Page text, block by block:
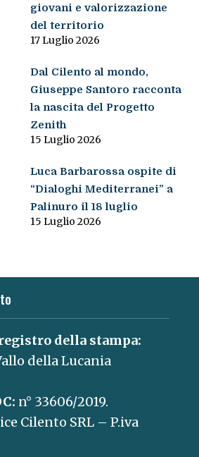
giovani e valorizzazione
del territorio
17 Luglio 2026
Dal Cilento al mondo,
Giuseppe Santoro racconta
la nascita del Progetto
Zenith
15 Luglio 2026
Luca Barbarossa ospite di
“Dialoghi Mediterranei” a
Palinuro il 18 luglio
15 Luglio 2026
della stampa:
della Lucania
n° 33606/2019.
Cilento SRL – P.iva